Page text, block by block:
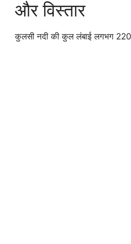
और विस्तार
कुलसी नदी की कुल लंबाई लगभग 220